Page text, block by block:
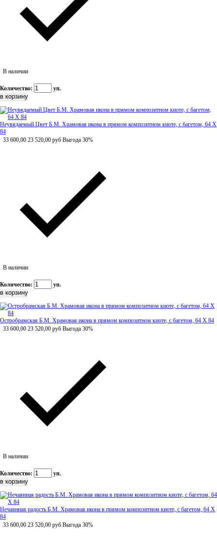
В наличии
Количество: уп.
Неувядаемый Цвет Б.М. Храмовая икона в прямом композитном киоте, с багетом, 64 Х
84
33 600,00 23 520,00 руб Выгода 30%
В наличии
Количество: уп.
Остробрамская Б.М. Храмовая икона в прямом композитном киоте, с багетом, 64 Х 84
33 600,00 23 520,00 руб Выгода 30%
В наличии
Количество: уп.
Нечаянная радость Б.М. Храмовая икона в прямом композитном киоте, с багетом, 64 Х
84
33 600,00 23 520,00 руб Выгода 30%